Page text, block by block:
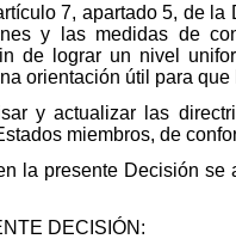
7, apartado 5, de
y las medidas de
de lograr un nivel
orientación útil para
y actualizar las
miembros, de
la presente Decisión
DECISIÓN: